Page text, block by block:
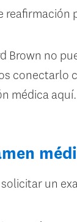
Brown no
conectarlo
médica
un